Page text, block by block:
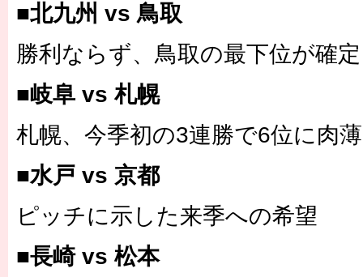
■北九州 vs 鳥取
勝利ならず、鳥取の最下位が確定
■岐阜 vs 札幌
札幌、今季初の3連勝で6位に肉薄
■水戸 vs 京都
ピッチに示した来季への希望
■長崎 vs 松本